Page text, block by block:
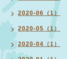
2020-06（1）
2020-05（1）
2020-04（1）